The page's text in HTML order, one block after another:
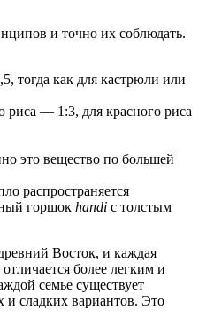
и точно их соблюдать.
тогда как для кастрюли или
риса — 1:3, для красного риса
это вещество по большей
распространяется
горшок handi с толстым
Восток, и каждая
более легким и
семье существует
и сладких вариантов. Это